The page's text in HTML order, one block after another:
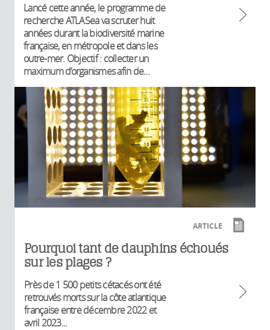
Lancé cette année, le programme de
recherche ATLASea va scruter huit
années durant la biodiversité marine
française, en métropole et dans les
outre-mer. Objectif : collecter un
maximum d’organismes afin de...
ARTICLE
Pourquoi tant de dauphins échoués
sur les plages ?
Près de 1 500 petits cétacés ont été
retrouvés morts sur la côte atlantique
française entre décembre 2022 et
avril 2023...